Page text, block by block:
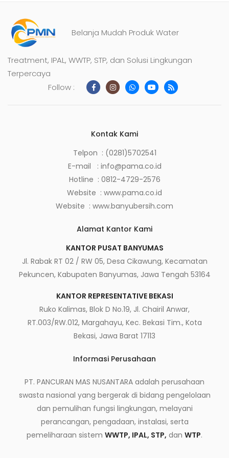
Belanja Mudah Produk Water
Treatment, IPAL, WWTP, STP, dan Solusi Lingkungan
Terpercaya
Follow :
Kontak Kami
Telpon : (0281)5702541
E-mail : info@pama.co.id
Hotline : 0812-4729-2576
Website : www.pama.co.id
Website : www.banyubersih.com
Alamat Kantor Kami
KANTOR PUSAT BANYUMAS
Jl. Rabak RT 02 / RW 05, Desa Cikawung, Kecamatan
Pekuncen, Kabupaten Banyumas, Jawa Tengah 53164
KANTOR REPRESENTATIVE BEKASI
Ruko Kalimas, Blok D No.19, Jl. Chairil Anwar,
RT.003/RW.012, Margahayu, Kec. Bekasi Tim., Kota
Bekasi, Jawa Barat 17113
Informasi Perusahaan
PT. PANCURAN MAS NUSANTARA adalah perusahaan
swasta nasional yang bergerak di bidang pengelolaan
dan pemulihan fungsi lingkungan, melayani
perancangan, pengadaan, instalasi, serta
pemeliharaan sistem WWTP, IPAL, STP, dan WTP.